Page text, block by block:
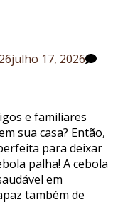
julho 17, 2026
e familiares
sua casa? Então,
para deixar
palha! A cebola
em
também de